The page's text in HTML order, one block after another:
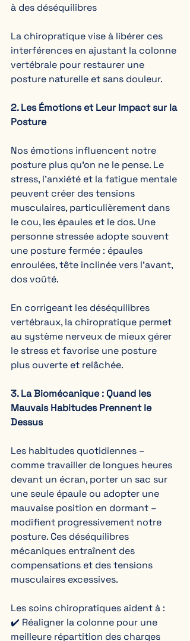
à des déséquilibres
La chiropratique vise à libérer ces
interférences en ajustant la colonne
vertébrale pour restaurer une
posture naturelle et sans douleur.
2. Les Émotions et Leur Impact sur la
Posture
Nos émotions influencent notre
posture plus qu’on ne le pense. Le
stress, l’anxiété et la fatigue mentale
peuvent créer des tensions
musculaires, particulièrement dans
le cou, les épaules et le dos. Une
personne stressée adopte souvent
une posture fermée : épaules
enroulées, tête inclinée vers l’avant,
dos voûté.
En corrigeant les déséquilibres
vertébraux, la chiropratique permet
au système nerveux de mieux gérer
le stress et favorise une posture
plus ouverte et relâchée.
3. La Biomécanique : Quand les
Mauvais Habitudes Prennent le
Dessus
Les habitudes quotidiennes –
comme travailler de longues heures
devant un écran, porter un sac sur
une seule épaule ou adopter une
mauvaise position en dormant –
modifient progressivement notre
posture. Ces déséquilibres
mécaniques entraînent des
compensations et des tensions
musculaires excessives.
Les soins chiropratiques aident à :
✔️ Réaligner la colonne pour une
meilleure répartition des charges